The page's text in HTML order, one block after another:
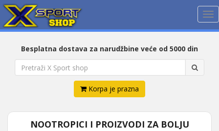
Besplatna dostava za narudžbine veće od 5000 din
Korpa je prazna
NOOTROPICI I PROIZVODI ZA BOLJU